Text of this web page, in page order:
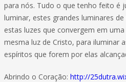
para nós. Tudo o que tenho feito é
luminar, estes grandes luminares
estas luzes que convergem em
mesma luz de Cristo, para iluminar
espíritos que forem por elas
Abrindo o Coração: http://